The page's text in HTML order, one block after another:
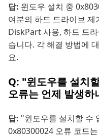
답: 윈도우 설치 중
여분의 하드 드라이브 제
DiskPart 사용, 하드 드
습니다. 각 해결 방법에
요.
Q: "윈도우를 설치
오류는 언제 발생하
답: "윈도우를 설치할 수
0x80300024 오류 코드